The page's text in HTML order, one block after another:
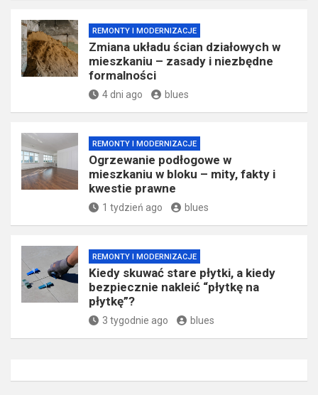
REMONTY I MODERNIZACJE
Zmiana układu ścian działowych w
mieszkaniu – zasady i niezbędne
formalności
4 dni ago blues
REMONTY I MODERNIZACJE
Ogrzewanie podłogowe w
mieszkaniu w bloku – mity, fakty i
kwestie prawne
1 tydzień ago blues
REMONTY I MODERNIZACJE
Kiedy skuwać stare płytki, a kiedy
bezpiecznie nakleić “płytkę na
płytkę”?
3 tygodnie ago blues